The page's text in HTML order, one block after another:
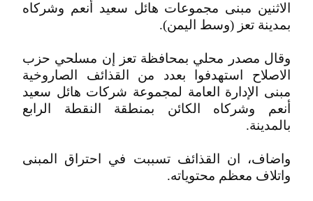
الاثنين مبنى مجموعات هائل سعيد أنعم وشركاه
بمدينة تعز (وسط اليمن).
وقال مصدر محلي بمحافظة تعز إن مسلحي حزب
الاصلاح استهدفوا بعدد من القذائف الصاروخية
مبنى الإدارة العامة لمجموعة شركات هائل سعيد
أنعم وشركاه الكائن بمنطقة النقطة الرابع
بالمدينة.
واضاف، ان القذائف تسببت في احتراق المبنى
واتلاف معظم محتوياته.